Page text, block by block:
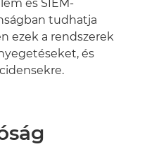
és SIEM-
tudhatja
ezek a rendszerek
és